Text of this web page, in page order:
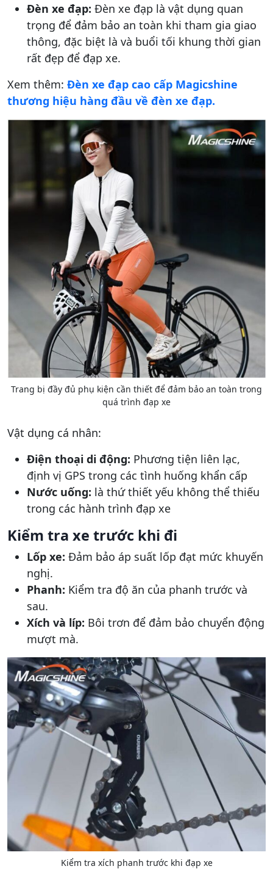
Đèn xe đạp: Đèn xe đạp là vật dụng quan
trọng để đảm bảo an toàn khi tham gia giao
thông, đặc biệt là và buổi tối khung thời gian
rất đẹp để đạp xe.
Xem thêm: Đèn xe đạp cao cấp Magicshine
thương hiệu hàng đầu về đèn xe đạp.
Trang bị đầy đủ phụ kiện cần thiết để đảm bảo an toàn trong
quá trình đạp xe
Vật dụng cá nhân:
Điện thoại di động: Phương tiện liên lạc,
định vị GPS trong các tình huống khẩn cấp
Nước uống: là thứ thiết yếu không thể thiếu
trong các hành trình đạp xe
Kiểm tra xe trước khi đi
Lốp xe: Đảm bảo áp suất lốp đạt mức khuyến
nghị.
Phanh: Kiểm tra độ ăn của phanh trước và
sau.
Xích và líp: Bôi trơn để đảm bảo chuyển động
mượt mà.
Kiểm tra xích phanh trước khi đạp xe